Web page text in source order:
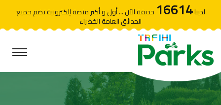
لدينا16614 حديقة الآن ... أول و أكبر منصة إلكترونية تضم جميع
الحدائق العامة الخضراء